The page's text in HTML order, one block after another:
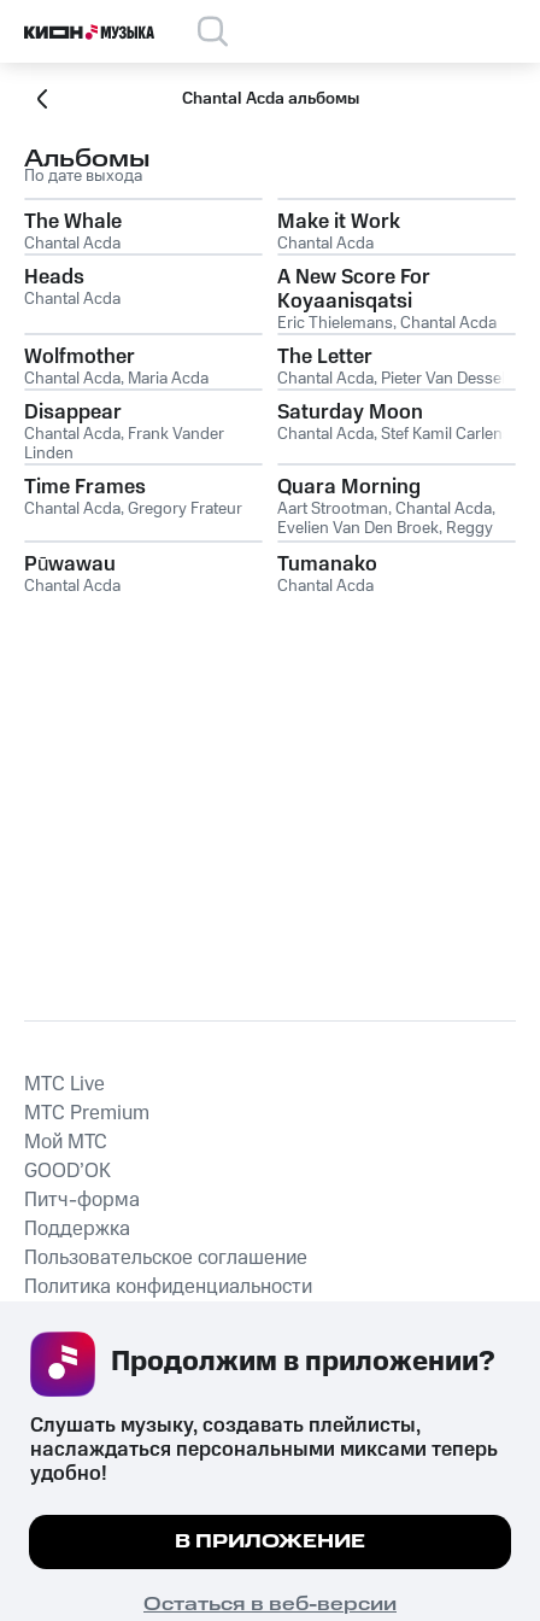
Chantal Acda альбомы
Альбомы
По дате выхода
The Whale
Chantal Acda
Make it Work
Chantal Acda
Heads
Chantal Acda
A New Score For
Koyaanisqatsi
Eric Thielemans,Chantal Acda
Wolfmother
Chantal Acda, Maria Acda
The Letter
Chantal Acda, Pieter Van Dessel
Disappear
Chantal Acda, Frank Vander
Linden
Saturday Moon
Chantal Acda,Stef Kamil Carlens
Time Frames
Chantal Acda,Gregory Frateur
Quara Morning
Aart Strootman,Chantal Acda,
Evelien Van Den Broek, Reggy
Van Bakel,Orkun Agir,Julian
Edwardes
Pūwawau
Chantal Acda
Tumanako
Chantal Acda
СКАЧАТЬ ПРИЛОЖЕНИЕ
MTС Live
MTС Premium
Мой МТС
GOOD’OK
Питч-форма
Поддержка
Пользовательское соглашение
Политика конфиденциальности
психотропных веществ, их аналогов причиняет вред здоровью,
их незаконный оборот запрещён и влечёт установленную
законодательством ответственность.
© 2026 ООО «КИОН».
Мы используем куки, чтобы на сайте все
Подробнее
ПОНЯТНО
Слушать музыку, создавать плейлисты,
наслаждаться персональными миксами теперь
удобно!
В ПРИЛОЖЕНИЕ
Остаться в веб-версии